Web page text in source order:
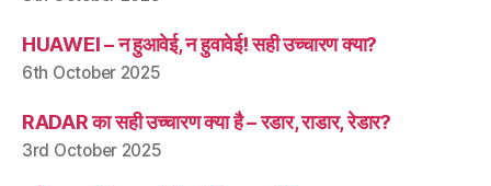
HUAWEI – न हुआवेई, न हुवावेई! सही उच्चारण क्या?
6th October 2025
RADAR का सही उच्चारण क्या है – रडार, राडार, रेडार?
3rd October 2025